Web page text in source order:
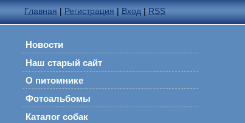
Главная | Регистрация | Вход | RSS
Новости
Наш старый сайт
О питомнике
Фотоальбомы
Каталог собак